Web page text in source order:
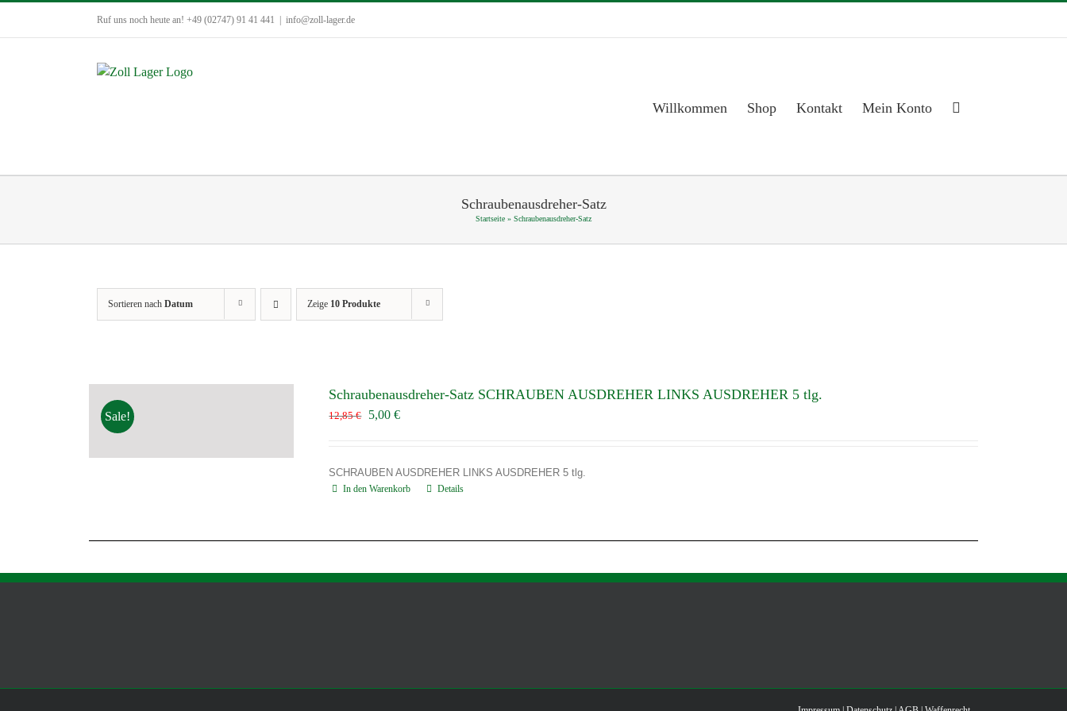
Ruf uns noch heute an! +49 (02747) 91 41 441 info@zoll-lager.de
Willkommen Shop Kontakt Mein Konto
Schraubenausdreher-Satz
Startseite » Schraubenausdreher-Satz
Sortieren nach Datum Zeige 10 Produkte
Sale!
Schraubenausdreher-Satz SCHRAUBEN AUSDREHER LINKS AUSDREHER 5 tlg.
12,85€
Ursprünglicher
12,85 €
5,00€Aktueller
5,00 €.
SCHRAUBEN AUSDREHER LINKS AUSDREHER 5 tlg.
In den Warenkorb Details